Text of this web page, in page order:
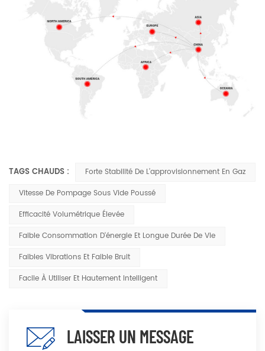
TAGS CHAUDS :
Forte Stabilité De L’approvisionnement En Gaz
Vitesse De Pompage Sous Vide Poussé
Efficacité Volumétrique Élevée
Faible Consommation D'énergie Et Longue Durée De Vie
Faibles Vibrations Et Faible Bruit
Facile À Utiliser Et Hautement Intelligent
LAISSER UN MESSAGE